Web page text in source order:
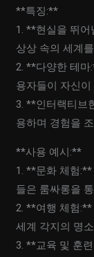
**특징:**
1. **현실을 뛰
상상 속의 세계
2. **다양한 테
용자들이 자신
3. **인터랙티브
용하며 경험을
**사용 예시:**
1. **문화 체험
들은 룸싸롱을
2. **여행 체험
세계 각지의 명
3. **교육 및 훈